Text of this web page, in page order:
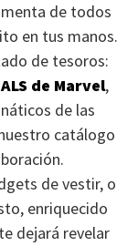
de todos
en tus manos.
de tesoros:
de Marvel,
de las
catálogo
de vestir, o
enriquecido
dejará revelar